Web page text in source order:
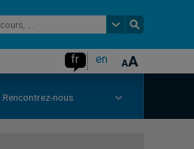
fr en
Rencontrez-nous